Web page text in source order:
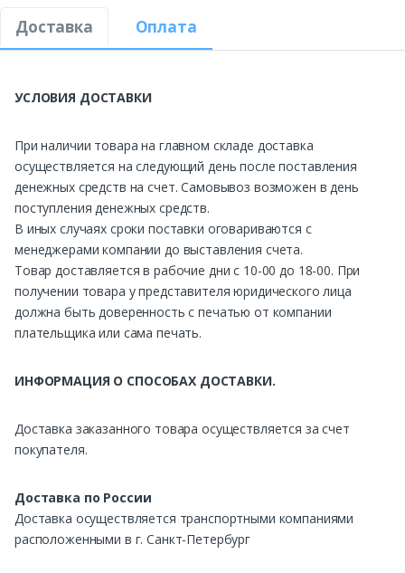
Доставка Оплата
УСЛОВИЯ ДОСТАВКИ
При наличии товара на главном складе доставка
осуществляется на следующий день после поставления
денежных средств на счет. Самовывоз возможен в день
поступления денежных средств.
В иных случаях сроки поставки оговариваются с
менеджерами компании до выставления счета.
Товар доставляется в рабочие дни с 10-00 до 18-00. При
получении товара у представителя юридического лица
должна быть доверенность с печатью от компании
плательщика или сама печать.
ИНФОРМАЦИЯ О СПОСОБАХ ДОСТАВКИ.
Доставка заказанного товара осуществляется за счет
покупателя.
Доставка по России
Доставка осуществляется транспортными компаниями
расположенными в г. Санкт-Петербург